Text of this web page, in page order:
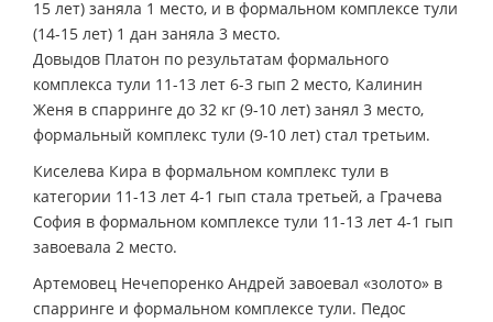
15 лет) заняла 1 место, и в формальном комплексе тули
(14-15 лет) 1 дан заняла 3 место.
Довыдов Платон по результатам формального
комплекса тули 11-13 лет 6-3 гып 2 место, Калинин
Женя в спарринге до 32 кг (9-10 лет) занял 3 место,
формальный комплекс тули (9-10 лет) стал третьим.
Киселева Кира в формальном комплекс тули в
категории 11-13 лет 4-1 гып стала третьей, а Грачева
София в формальном комплексе тули 11-13 лет 4-1 гып
завоевала 2 место.
Артемовец Нечепоренко Андрей завоевал «золото» в
спарринге и формальном комплексе тули. Педос